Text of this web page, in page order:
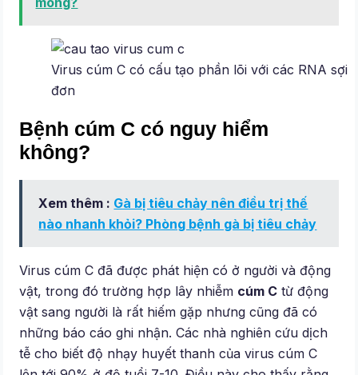
Virus cúm C có cấu tạo phần lõi với các RNA sợi
đơn
Bệnh cúm C có nguy hiểm
không?
Xem thêm : Gà bị tiêu chảy nên điều trị thế
nào nhanh khỏi? Phòng bệnh gà bị tiêu chảy
Virus cúm C đã được phát hiện có ở người và động
vật, trong đó trường hợp lây nhiễm cúm C từ động
vật sang người là rất hiếm gặp nhưng cũng đã có
những báo cáo ghi nhận. Các nhà nghiên cứu dịch
tễ cho biết độ nhạy huyết thanh của virus cúm C